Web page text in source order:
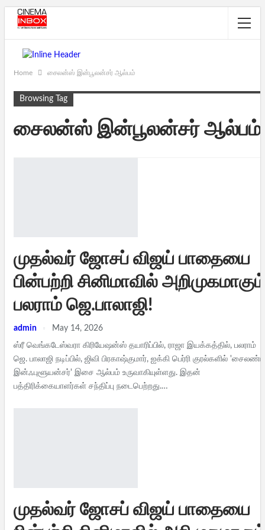
Home சைலன்ஸ் இன்பூலன்சர் ஆல்பம்
Browsing Tag
சைலன்ஸ் இன்பூலன்சர் ஆல்பம்
முதல்வர் ஜோசப் விஜய் பாதையை
பின்பற்றி சினிமாவில் அறிமுகமாகும்
பலராம் ஜெ.பாலாஜி!
admin May 14, 2026
ஸ்ரீ வெங்கடேஸ்வரா கிரியேஷன்ஸ் தயாரிப்பில், ராஜா இயக்கத்தில், பலராம்
ஜெ. பாலாஜி நடிப்பில், ஜிவி பிரகாஷ்குமார், ஐக்கி பெர்ரி குரல்களில் 'சைலண்ட்
இன்ஃபுளூயன்சர்' இசை ஆல்பம் உருவாகியுள்ளது. இதன்
பத்திரிக்கையாளர்கள் சந்திப்பு நடைபெற்றது.…
முதல்வர் ஜோசப் விஜய் பாதையை